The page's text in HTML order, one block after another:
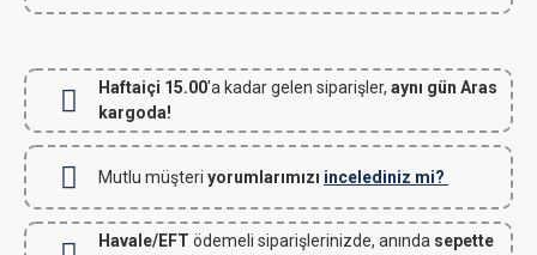
Haftaiçi 15.00'a kadar gelen siparişler, aynı gün Aras
kargoda!
Mutlu müşteri yorumlarımızı incelediniz mi?
Havale/EFT ödemeli siparişlerinizde, anında sepette